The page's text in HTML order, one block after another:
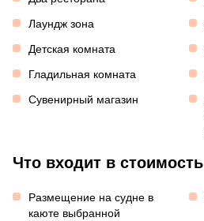
Лаундж зона
Детская комната
Гладильная комната
Сувенирный магазин
Что входит в стоимость
Размещение на судне в
каюте выбранной